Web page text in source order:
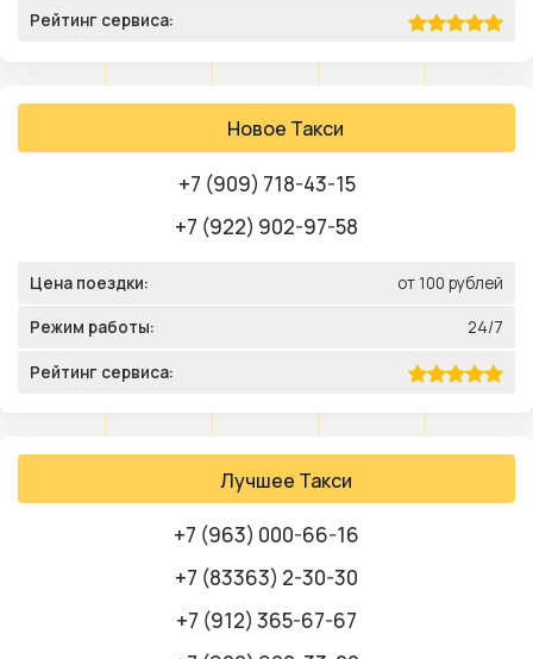
Рейтинг сервиса:
Новое Такси
+7 (909) 718-43-15
+7 (922) 902-97-58
Цена поездки: от 100 рублей
Режим работы: 24/7
Рейтинг сервиса:
Лучшее Такси
+7 (963) 000-66-16
+7 (83363) 2-30-30
+7 (912) 365-67-67